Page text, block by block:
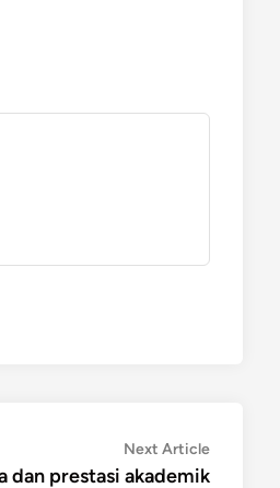
Next ArticleNext
article:
dan prestasi akademik